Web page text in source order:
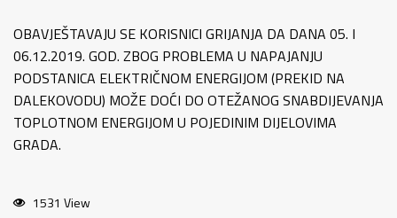
OBAVJEŠTAVAJU SE KORISNICI GRIJANJA DA DANA 05. I
06.12.2019. GOD. ZBOG PROBLEMA U NAPAJANJU
PODSTANICA ELEKTRIČNOM ENERGIJOM (PREKID NA
DALEKOVODU) MOŽE DOĆI DO OTEŽANOG SNABDIJEVANJA
TOPLOTNOM ENERGIJOM U POJEDINIM DIJELOVIMA
GRADA.
1531 View